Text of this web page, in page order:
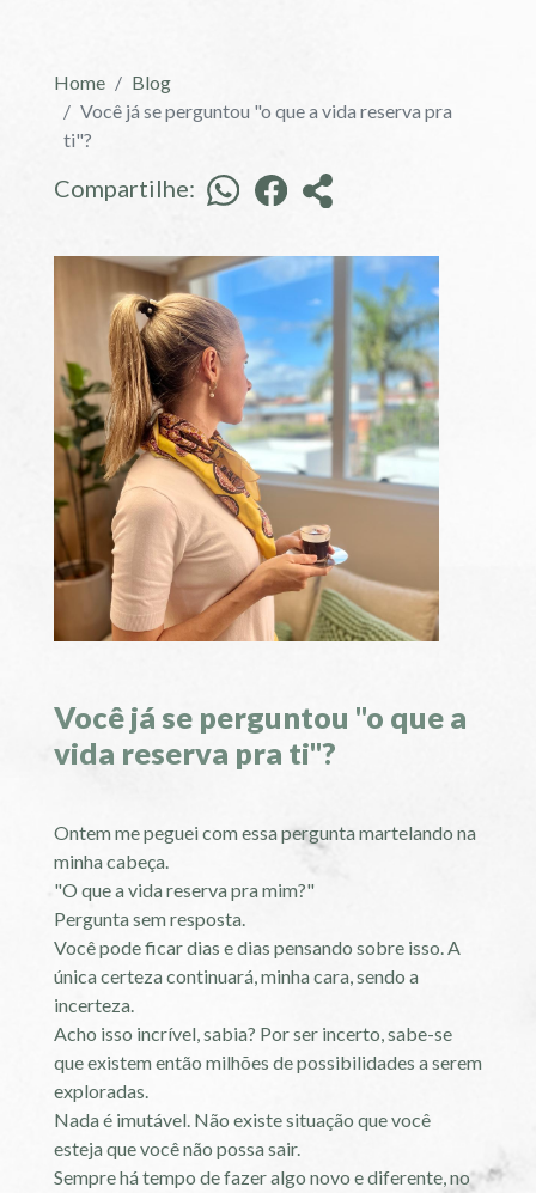
Home
Blog
Você já se perguntou "o que a vida reserva pra
ti"?
Compartilhe:
Você já se perguntou "o que a
vida reserva pra ti"?
Ontem me peguei com essa pergunta martelando na
minha cabeça.
"O que a vida reserva pra mim?"
Pergunta sem resposta.
Você pode ficar dias e dias pensando sobre isso. A
única certeza continuará, minha cara, sendo a
incerteza.
Acho isso incrível, sabia? Por ser incerto, sabe-se
que existem então milhões de possibilidades a serem
exploradas.
Nada é imutável. Não existe situação que você
esteja que você não possa sair.
Sempre há tempo de fazer algo novo e diferente, no